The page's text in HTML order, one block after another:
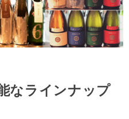
なラインナップ